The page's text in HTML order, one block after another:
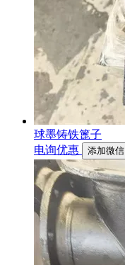
球墨铸铁篦子
电询优惠
添加微信